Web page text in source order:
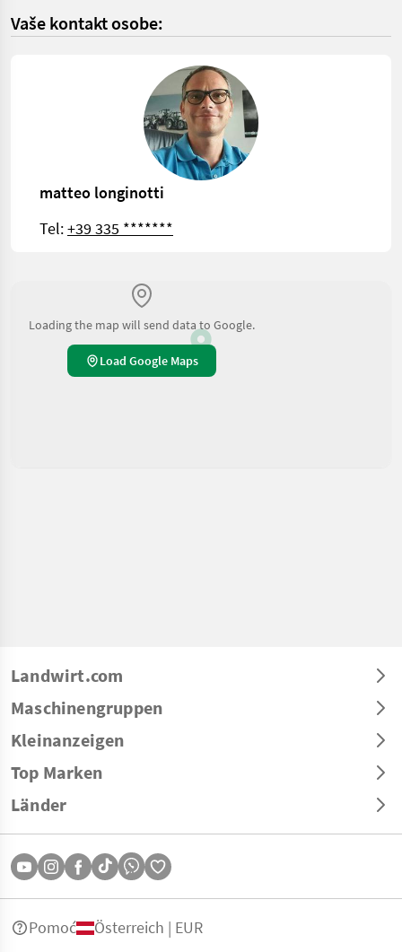
Vaše kontakt osobe:
matteo longinotti
Tel:+39 335 *******
Loading the map will send data to Google.
Load Google Maps
Landwirt.com
Maschinengruppen
Kleinanzeigen
Top Marken
Länder
Pomoć Österreich | EUR